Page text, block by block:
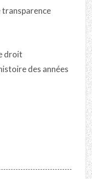
transparence
droit
des années